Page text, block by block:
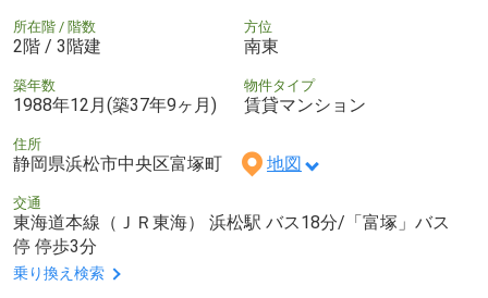
所在階 / 階数
2階 / 3階建
方位
南東
築年数
1988年12月(築37年9ヶ月)
物件タイプ
賃貸マンション
住所
静岡県浜松市中央区富塚町 地図
交通
東海道本線（ＪＲ東海） 浜松駅 バス18分/「富塚」バス
停 停歩3分
乗り換え検索